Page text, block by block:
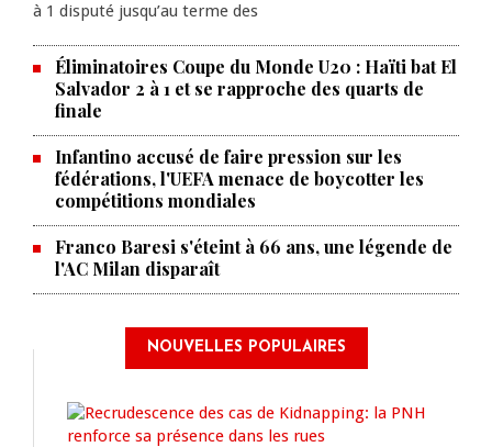
à 1 disputé jusqu’au terme des
Éliminatoires Coupe du Monde U20 : Haïti bat El
Salvador 2 à 1 et se rapproche des quarts de
finale
Infantino accusé de faire pression sur les
fédérations, l'UEFA menace de boycotter les
compétitions mondiales
Franco Baresi s'éteint à 66 ans, une légende de
l'AC Milan disparaît
NOUVELLES POPULAIRES